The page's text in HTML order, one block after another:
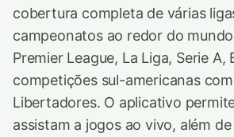
cobertura completa de várias
campeonatos ao redor do
Premier League, La Liga, Serie A,
competições sul-americanas
Libertadores. O aplicativo
assistam a jogos ao vivo, além